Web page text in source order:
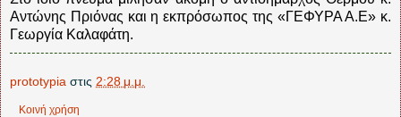
Αντώνης Πριόνας και η εκπρόσωπος της «ΓΕΦΥΡΑ Α.Ε» κ.
Γεωργία Καλαφάτη.
prototypia στις 2:28 μ.μ.
Κοινή χρήση